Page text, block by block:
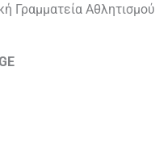
Γραμματεία Αθλητισμού